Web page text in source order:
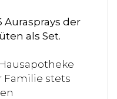
Aurasprays der
als Set.
Familie stets